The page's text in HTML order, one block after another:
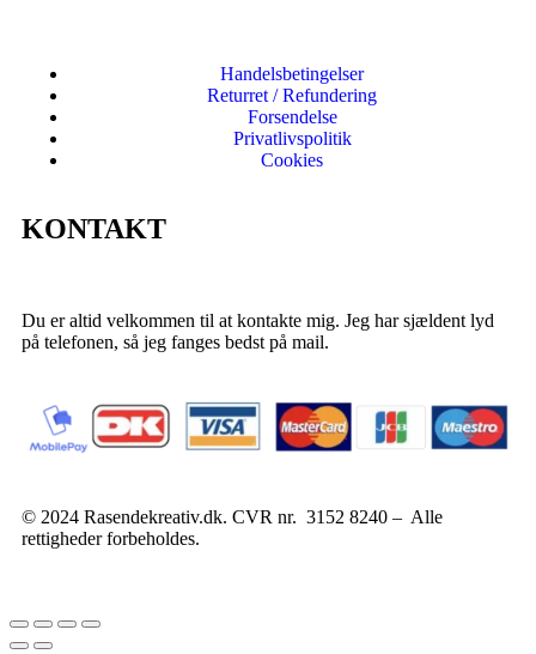
Handelsbetingelser
Returret / Refundering
Forsendelse
Privatlivspolitik
Cookies
KONTAKT
Du er altid velkommen til at kontakte mig. Jeg har sjældent lyd
på telefonen, så jeg fanges bedst på mail.
© 2024 Rasendekreativ.dk. CVR nr. 3152 8240 – Alle
rettigheder forbeholdes.